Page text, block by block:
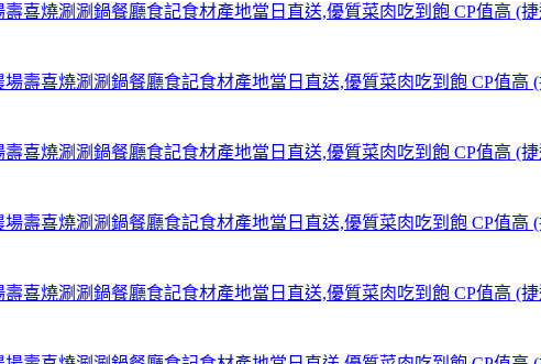
喜燒涮涮鍋餐廳食記食材產地當日直送,優質菜肉吃到飽 CP值高 (
喜燒涮涮鍋餐廳食記食材產地當日直送,優質菜肉吃到飽 CP值高 (
喜燒涮涮鍋餐廳食記食材產地當日直送,優質菜肉吃到飽 CP值高 (